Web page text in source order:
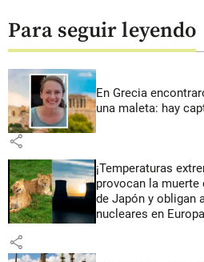
Para seguir leyendo
En Grecia
una maleta: hay
share
¡Temperaturas
provocan la
de Japón y obligan
nucleares en Europa
share